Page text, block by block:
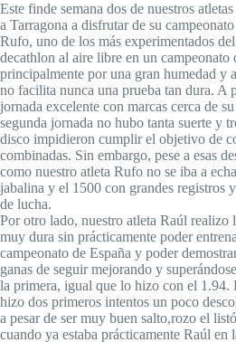
Este finde semana dos de nuestros
a Tarragona a disfrutar de su
Rufo, uno de los más experimentados
decathlon al aire libre en un campeonato
principalmente por una gran humedad y
no facilita nunca una prueba tan dura. A
jornada excelente con marcas cerca de
segunda jornada no hubo tanta suerte y
disco impidieron cumplir el objetivo de
combinadas. Sin embargo, pese a esas
como nuestro atleta Rufo no se iba a
jabalina y el 1500 con grandes registros
de lucha.
Por otro lado, nuestro atleta Raúl realizo
muy dura sin prácticamente poder
campeonato de España y poder
ganas de seguir mejorando y
la primera, igual que lo hizo con el 1.94.
hizo dos primeros intentos un poco
a pesar de ser muy buen salto,rozo el
cuando ya estaba prácticamente Raúl